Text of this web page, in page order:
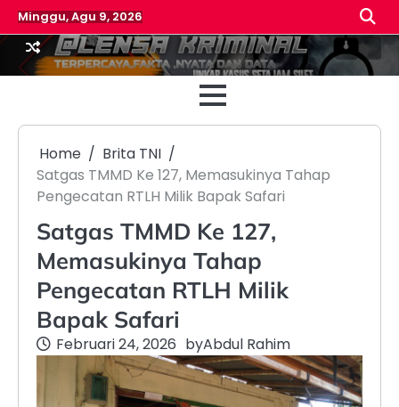
Skip
to
content
Minggu, Agu 9, 2026
Beranda
Home
Brita TNI
Satgas TMMD Ke 127, Memasukinya Tahap
Pengecatan RTLH Milik Bapak Safari
Satgas TMMD Ke 127,
Memasukinya Tahap
Pengecatan RTLH Milik
Bapak Safari
Februari 24, 2026 byAbdul Rahim